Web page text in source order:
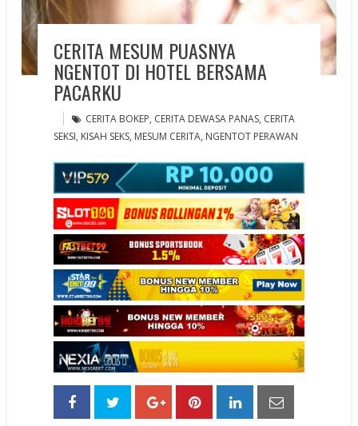
CERITA MESUM PUASNYA
NGENTOT DI HOTEL BERSAMA
PACARKU
CERITA BOKEP, CERITA DEWASA PANAS, CERITA
SEKSI, KISAH SEKS, MESUM CERITA, NGENTOT PERAWAN